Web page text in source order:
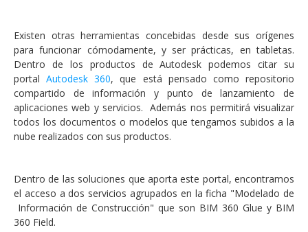
Existen otras herramientas concebidas desde sus orígenes
para funcionar cómodamente, y ser prácticas, en tabletas.
Dentro de los productos de Autodesk podemos citar su
portalAutodesk 360, que está pensado como repositorio
compartido de información y punto de lanzamiento de
aplicaciones web y servicios. Además nos permitirá visualizar
todos los documentos o modelos que tengamos subidos a la
nube realizados con sus productos.
Dentro de las soluciones que aporta este portal, encontramos
el acceso a dos servicios agrupados en la ficha "Modelado de
Información de Construcción" que son BIM 360 Glue y BIM
360 Field.